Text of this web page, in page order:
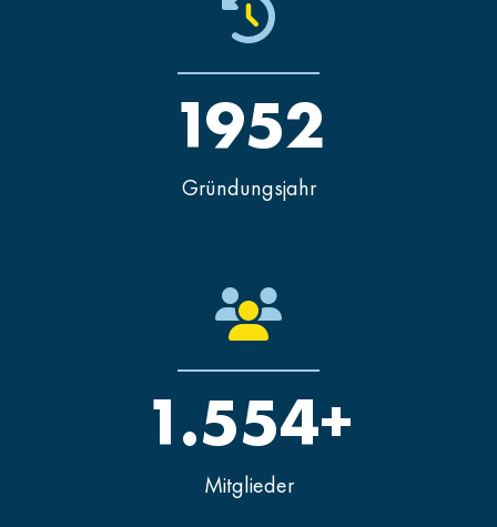
Gründungsjahr
1952
Mitglieder
1.554+